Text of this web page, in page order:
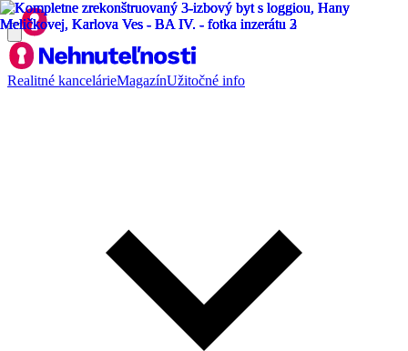
Realitné kancelárieMagazínUžitočné info